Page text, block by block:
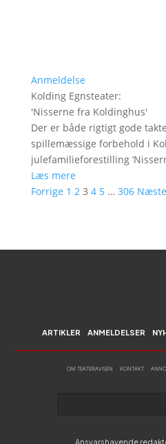
Anmeldelse
Kolding Egnsteater:
'Nisserne fra Koldinghus'
Der er både rigtigt gode
spillemæssige forbehold i
julefamilieforestilling
Læs mere
Forrige 1 2 3 4 5 … 306 Næste
ARTIKLER ANMELDELSER
OM TEATERAVISEN KONTAKT
Ansvarshavende